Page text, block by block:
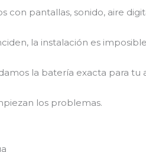
con pantallas, sonido, aire
la instalación es
la batería exacta para tu
los problemas.